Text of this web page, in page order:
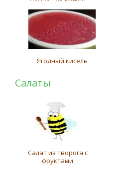
Ягодный кисель
Салаты
Салат из творога с
фруктами